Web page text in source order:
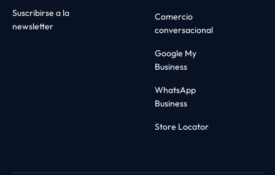
Suscribirse a la
newsletter
Comercio
conversacional
Google My
Business
WhatsApp
Business
Store Locator